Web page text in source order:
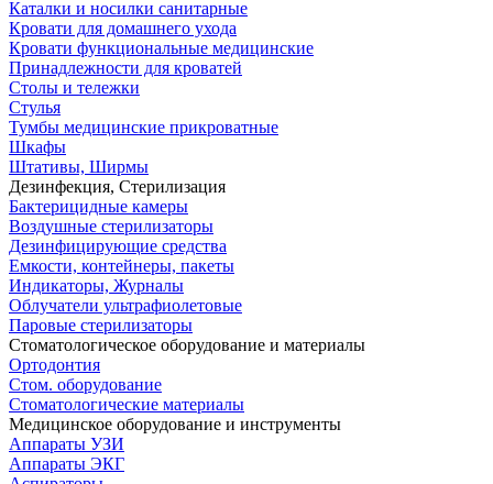
Каталки и носилки санитарные
Кровати для домашнего ухода
Кровати функциональные медицинские
Принадлежности для кроватей
Столы и тележки
Стулья
Тумбы медицинские прикроватные
Шкафы
Штативы, Ширмы
Дезинфекция, Стерилизация
Бактерицидные камеры
Воздушные стерилизаторы
Дезинфицирующие средства
Емкости, контейнеры, пакеты
Индикаторы, Журналы
Облучатели ультрафиолетовые
Паровые стерилизаторы
Стоматологическое оборудование и материалы
Ортодонтия
Стом. оборудование
Стоматологические материалы
Медицинское оборудование и инструменты
Аппараты УЗИ
Аппараты ЭКГ